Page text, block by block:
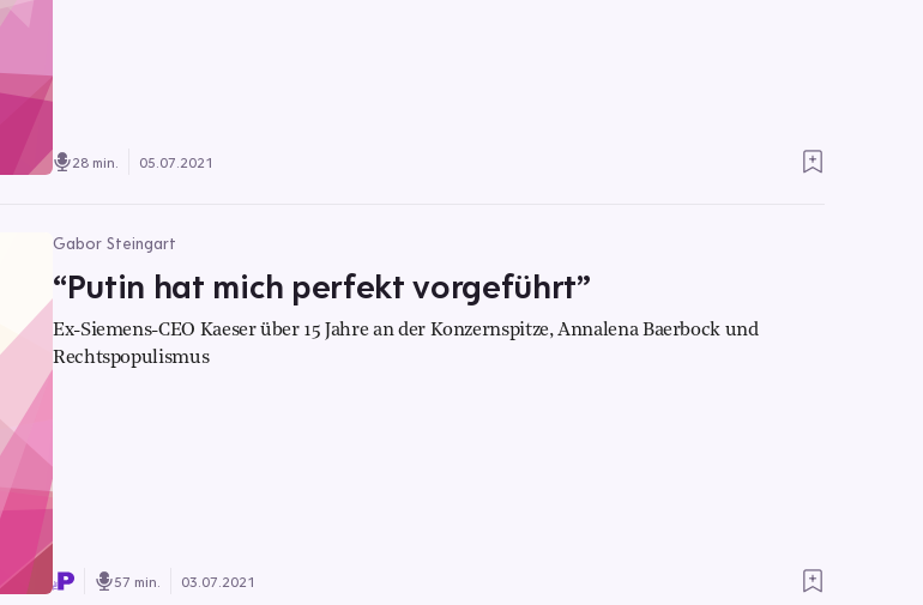
28 min. 05.07.2021
Gabor Steingart
“Putin hat mich perfekt vorgeführt”
Ex-Siemens-CEO Kaeser über 15 Jahre an der Konzernspitze, Annalena Baerbock und
Rechtspopulismus
57 min. 03.07.2021